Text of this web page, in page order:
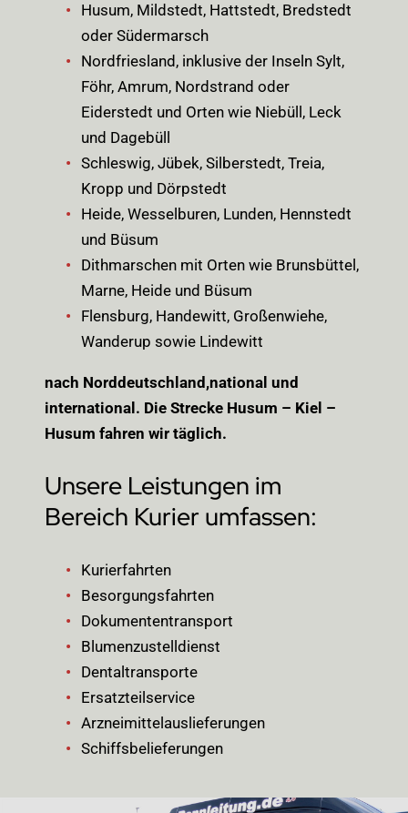
Husum, Mildstedt, Hattstedt, Bredstedt
oder Südermarsch
Nordfriesland, inklusive der Inseln Sylt,
Föhr, Amrum, Nordstrand oder
Eiderstedt und Orten wie Niebüll, Leck
und Dagebüll
Schleswig, Jübek, Silberstedt, Treia,
Kropp und Dörpstedt
Heide, Wesselburen, Lunden, Hennstedt
und Büsum
Dithmarschen mit Orten wie Brunsbüttel,
Marne, Heide und Büsum
Flensburg, Handewitt, Großenwiehe,
Wanderup sowie Lindewitt
nach Norddeutschland,national und
international. Die Strecke Husum – Kiel –
Husum fahren wir täglich.
Unsere Leistungen im
Bereich Kurier umfassen:
Kurierfahrten
Besorgungsfahrten
Dokumententransport
Blumenzustelldienst
Dentaltransporte
Ersatzteilservice
Arzneimittelauslieferungen
Schiffsbelieferungen